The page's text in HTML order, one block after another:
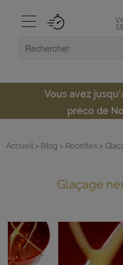
Vous avez
préco de
Accueil > Blog > Recettes >
Glaçage